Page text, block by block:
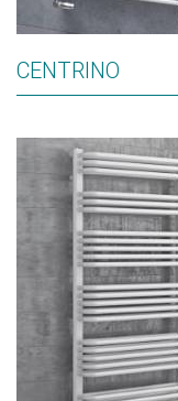
CENTRINO